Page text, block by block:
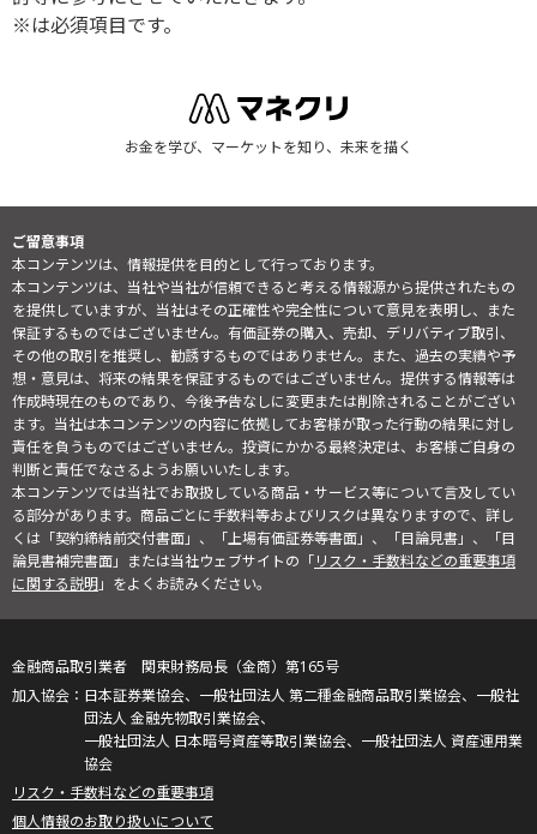
※は必須項目です。
お金を学び、マーケットを知り、未来を描く
ご留意事項
本コンテンツは、情報提供を目的として行っております。
本コンテンツは、当社や当社が信頼できると考える情報源から提供されたもの
を提供していますが、当社はその正確性や完全性について意見を表明し、また
保証するものではございません。有価証券の購入、売却、デリバティブ取引、
その他の取引を推奨し、勧誘するものではありません。また、過去の実績や予
想・意見は、将来の結果を保証するものではございません。提供する情報等は
作成時現在のものであり、今後予告なしに変更または削除されることがござい
ます。当社は本コンテンツの内容に依拠してお客様が取った行動の結果に対し
責任を負うものではございません。投資にかかる最終決定は、お客様ご自身の
判断と責任でなさるようお願いいたします。
本コンテンツでは当社でお取扱している商品・サービス等について言及してい
る部分があります。商品ごとに手数料等およびリスクは異なりますので、詳し
くは「契約締結前交付書面」、「上場有価証券等書面」、「目論見書」、「目
論見書補完書面」または当社ウェブサイトの「リスク・手数料などの重要事項
に関する説明」をよくお読みください。
金融商品取引業者 関東財務局長（金商）第165号
日本証券業協会、一般社団法人 第二種金融商品取引業協会、一般社
団法人 金融先物取引業協会、
一般社団法人 日本暗号資産等取引業協会、一般社団法人 資産運用業
協会
リスク・手数料などの重要事項
個人情報のお取り扱いについて